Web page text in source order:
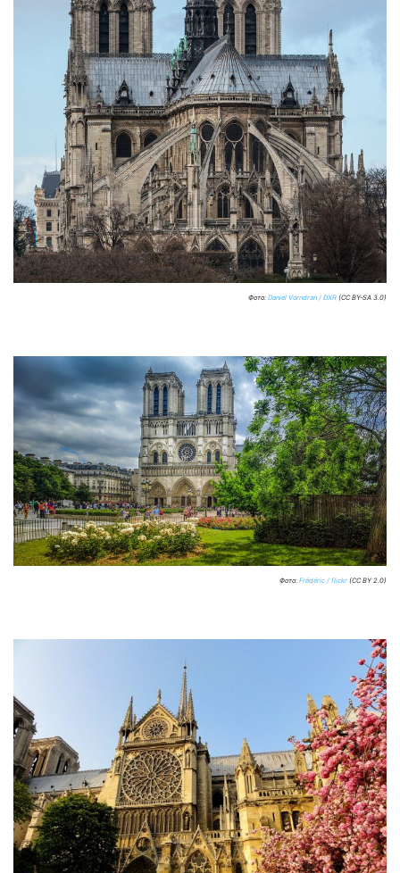
Фото: Daniel Vorndran / DXR (CC BY-SA 3.0)
Фото: Frédéric / flickr (CC BY 2.0)